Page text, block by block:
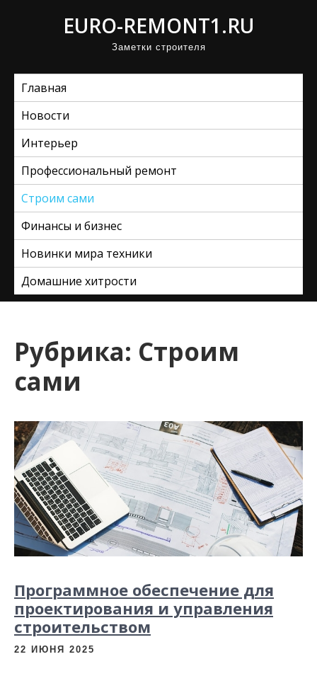
EURO-REMONT1.RU
Заметки строителя
Главная
Новости
Интерьер
Профессиональный ремонт
Строим сами
Финансы и бизнес
Новинки мира техники
Домашние хитрости
Рубрика: Строим
сами
Программное обеспечение для
проектирования и управления
строительством
22 ИЮНЯ 2025